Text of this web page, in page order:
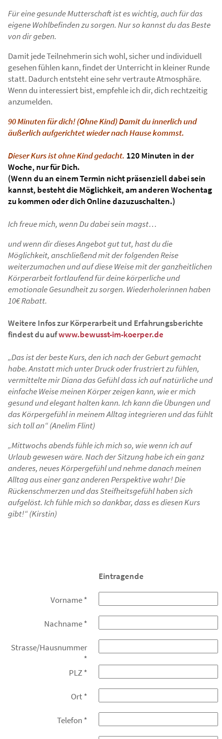
Für eine gesunde Mutterschaft ist es wichtig, auch für das
eigene Wohlbefinden zu sorgen. Nur so kannst du das Beste
von dir geben.
Damit jede Teilnehmerin sich wohl, sicher und individuell
gesehen fühlen kann, findet der Unterricht in kleiner Runde
statt. Dadurch entsteht eine sehr vertraute Atmosphäre.
Wenn du interessiert bist, empfehle ich dir, dich rechtzeitig
anzumelden.
90 Minuten für dich! (Ohne Kind) Damit du innerlich und
äußerlich aufgerichtet wieder nach Hause kommst.
Dieser Kurs ist ohne Kindgedacht. 120 Minuten in der
Woche, nur für Dich.
(Wenn du an einem Termin nicht präsenziell dabei sein
kannst, besteht die Möglichkeit, am anderen Wochentag
zu kommen oder dich Online dazuzuschalten.)
Ich freue mich, wenn Du dabei sein magst…
und wenn dir dieses Angebot gut tut, hast du die
Möglichkeit, anschließend mit der folgenden Reise
weiterzumachen und auf diese Weise mit der ganzheitlichen
Körperarbeit fortlaufend für deine körperliche und
emotionale Gesundheit zu sorgen. Wiederholerinnen haben
10€ Rabatt.
Weitere Infos zur Körperarbeit und Erfahrungsberichte
findest du aufwww.bewusst-im-koerper.de
„Das ist der beste Kurs, den ich nach der Geburt gemacht
habe. Anstatt mich unter Druck oder frustriert zu fühlen,
vermittelte mir Diana das Gefühl dass ich auf natürliche und
einfache Weise meinen Körper zeigen kann, wie er mich
gesund und elegant halten kann. Ich kann die Übungen und
das Körpergefühl in meinem Alltag integrieren und das fühlt
sich toll an“ (Anelim Flint)
„Mittwochs abends fühle ich mich so, wie wenn ich auf
Urlaub gewesen wäre. Nach der Sitzung habe ich ein ganz
anderes, neues Körpergefühl und nehme danach meinen
Alltag aus einer ganz anderen Perspektive wahr! Die
Rückenschmerzen und das Steifheitsgefühl haben sich
aufgelöst. Ich fühle mich so dankbar, dass es diesen Kurs
gibt!“ (Kirstin)
Eintragende
Vorname*
Nachname*
Strasse/Hausnummer
*
PLZ*
Ort*
Telefon *